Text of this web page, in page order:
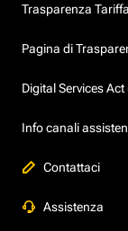
Trasparenza
Pagina di
Digital Services
Info canali
Contattaci
Assistenza